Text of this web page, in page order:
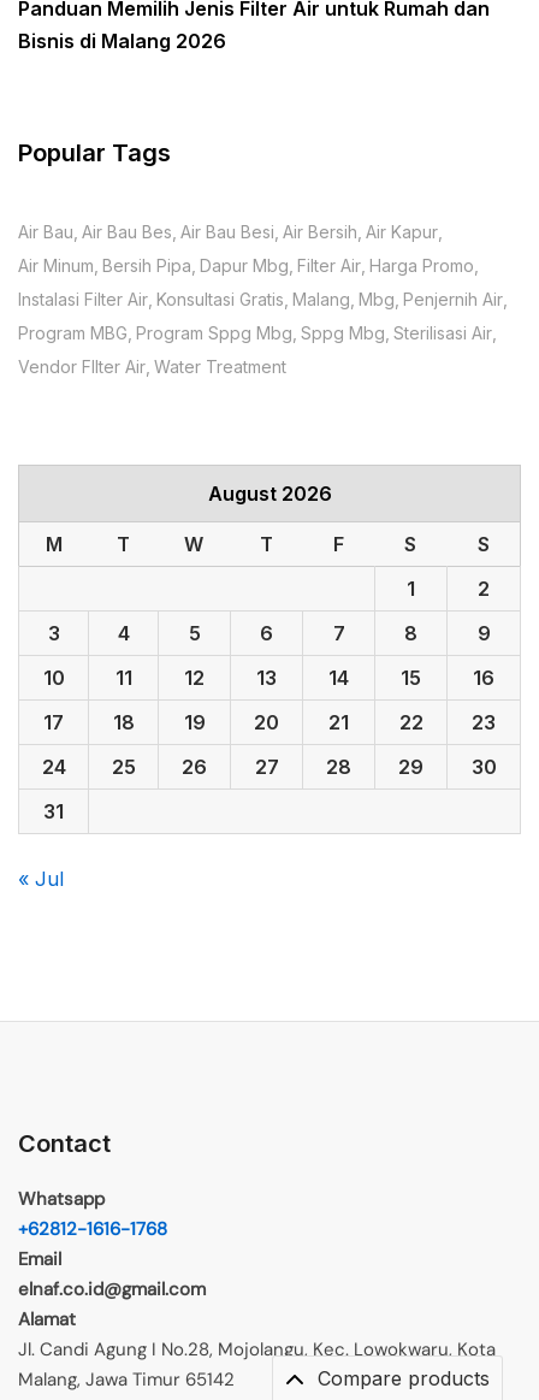
Panduan Memilih Jenis Filter Air untuk Rumah dan
Bisnis di Malang 2026
Popular Tags
Air Bau Air Bau Bes Air Bau Besi Air Bersih Air Kapur
Air Minum Bersih Pipa Dapur Mbg Filter Air Harga Promo
Instalasi Filter Air Konsultasi Gratis Malang Mbg Penjernih Air
Program MBG Program Sppg Mbg Sppg Mbg Sterilisasi Air
Vendor FIlter Air Water Treatment
August 2026
M T W T F S
S
1
2
3
4 5 6 7 8
9
10
11 12 13 14 15
16
17
18 19 20 21 22
23
24
25 26 27 28 29
30
31
« Jul
Contact
Whatsapp
+62812-1616-1768
Email
elnaf.co.id@gmail.com
Alamat
Jl. Candi Agung I No.28, Mojolangu, Kec. Lowokwaru, Kota
Malang, Jawa Timur 65142
Compare products